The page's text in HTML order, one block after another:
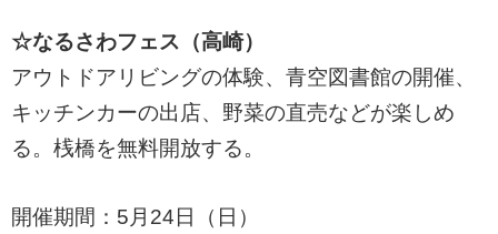
☆なるさわフェス（高崎）
アウトドアリビングの体験、青空図書館の開催、
キッチンカーの出店、野菜の直売などが楽しめ
る。桟橋を無料開放する。
開催期間：5月24日（日）